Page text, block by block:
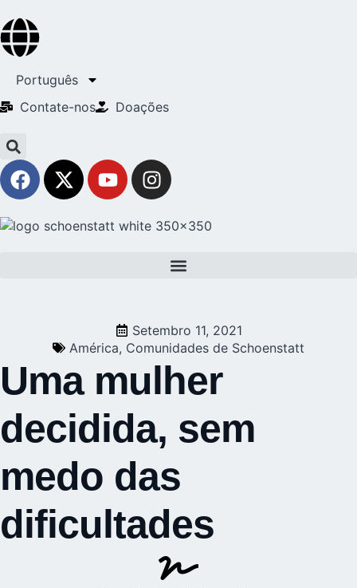
Português
Contate-nos
Doações
Setembro 11, 2021
América, Comunidades de Schoenstatt
Uma mulher
decidida, sem
medo das
dificultades